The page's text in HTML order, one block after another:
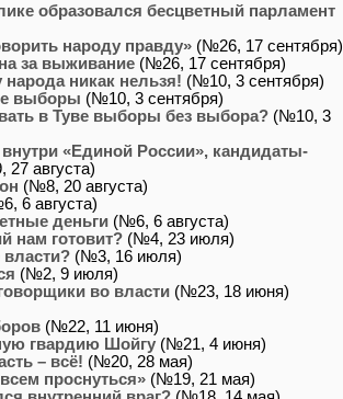
образовался бесцветный парламент
народу правду» (№26, 17 сентября)
за выживание (№26, 17 сентября)
никак нельзя! (№10, 3 сентября)
выборы (№10, 3 сентября)
в Туве выборы без выбора? (№10, 3
«Единой России», кандидаты-
27 августа)
(№8, 20 августа)
6 августа)
деньги (№6, 6 августа)
нам готовит? (№4, 23 июля)
(№3, 16 июля)
(№2, 9 июля)
во власти (№23, 18 июня)
(№22, 11 июня)
гвардию Шойгу (№21, 4 июня)
– всё! (№20, 28 мая)
проснуться» (№19, 21 мая)